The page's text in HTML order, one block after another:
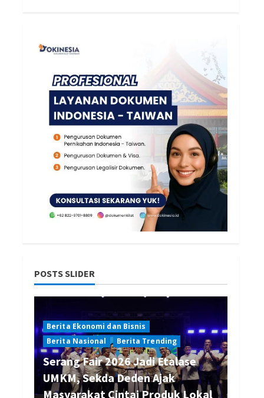
POSTS SLIDER
Berita Ekonomi dan Bisnis
Berita Nasional
Berita Trending
Serang Fair 2026 Jadi Etalase
UMKM, Sekda Deden Ajak
Masyarakat Cintai Produk Lokal